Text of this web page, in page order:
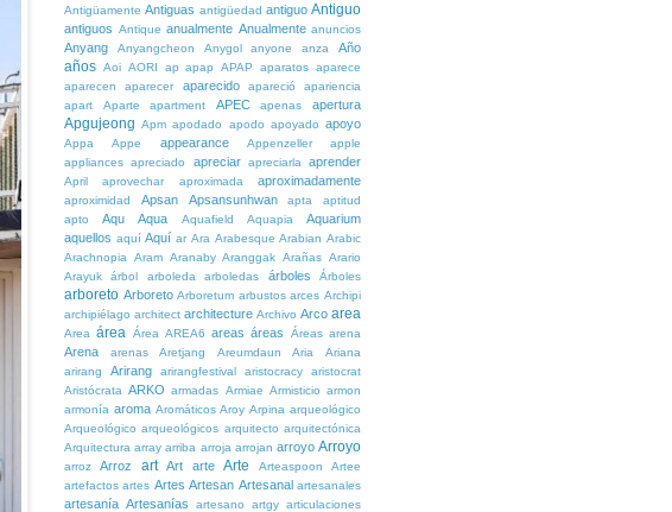
Antigüamente Antiguas antigüedad antiguo Antiguo
antiguos Antique anualmente Anualmente anuncios
Anyang Anyangcheon Anygol anyone anza Año
años Aoi AORI ap apap APAP aparatos aparece
aparecen
aparecer aparecido apareció
apariencia
apart
Aparte apartment APEC apenas apertura
Apgujeong Apm apodado apodo apoyado apoyo
Appa Appe appearance Appenzeller
apple
appliances apreciado apreciar apreciarla aprender
April aprovechar aproximada aproximadamente
aproximidad Apsan Apsansunhwan apta
aptitud
apto
Aqu Aqua Aquafield Aquapia
Aquarium
aquellos aquí Aquí ar Ara Arabesque Arabian Arabic
Arachnopia
Aram Aranaby Aranggak Arañas Arario
Arayuk
árbol arboleda arboledas árboles Árboles
arboreto Arboreto Arboretum arbustos arces Archipi
archipiélago architect architecture Archivo Arco area
Area área Área AREA6 areas áreas Áreas arena
Arena arenas Aretjang Areumdaun Aria
Ariana
arirang
Arirang arirangfestival aristocracy
aristocrat
Aristócrata ARKO armadas Armiae Armisticio armon
armonía aroma Aromáticos Aroy Arpina arqueológico
Arqueológico arqueológicos arquitecto arquitectónica
Arquitectura array arriba arroja arrojan arroyo Arroyo
arroz Arroz art Art arte Arte Arteaspoon
Artee
artefactos artes Artes Artesan Artesanal artesanales
artesanía Artesanías artesano artgy articulaciones